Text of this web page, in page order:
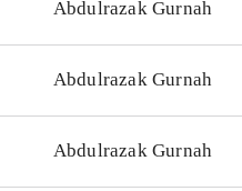
Abdulrazak Gurnah
Abdulrazak Gurnah
Abdulrazak Gurnah